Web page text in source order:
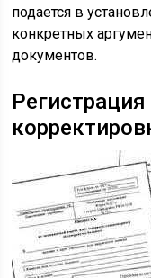
подается в
конкретных
документов.